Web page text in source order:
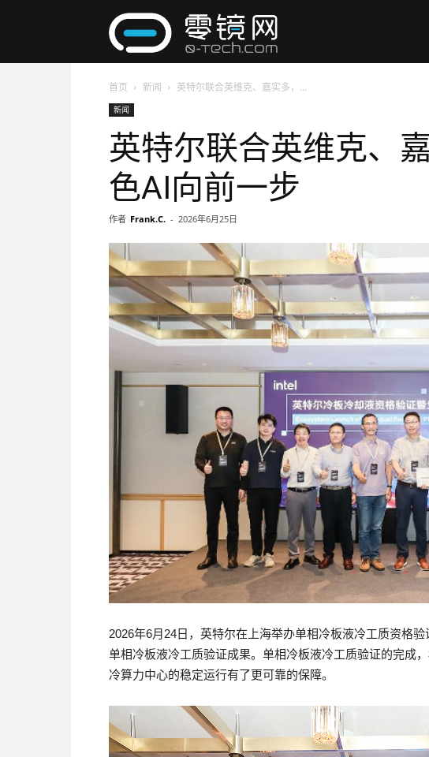
镜
网
首页 新闻 英特尔联合英维克、嘉实多，...
新闻
英特尔联合英维克、
色AI向前一步
作者 Frank.C. - 2026年6月25日
2026年6月24日，英特尔在上海举办单相冷板液冷工质资格
单相冷板液冷工质验证成果。单相冷板液冷工质验证的完成
冷算力中心的稳定运行有了更可靠的保障。